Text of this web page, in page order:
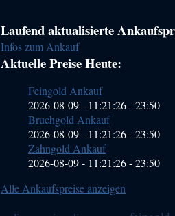
Haupt-
Sidebar
(Primary)
Laufend aktualisierte
Infos zum Ankauf
Aktuelle Preise Heute:
Feingold Ankauf
2026-08-09 - 11:21:26-23:50
Bruchgold Ankauf
2026-08-09 - 11:21:26-23:50
Zahngold Ankauf
2026-08-09 - 11:21:26-23:50
Alle Ankaufspreise anzeigen